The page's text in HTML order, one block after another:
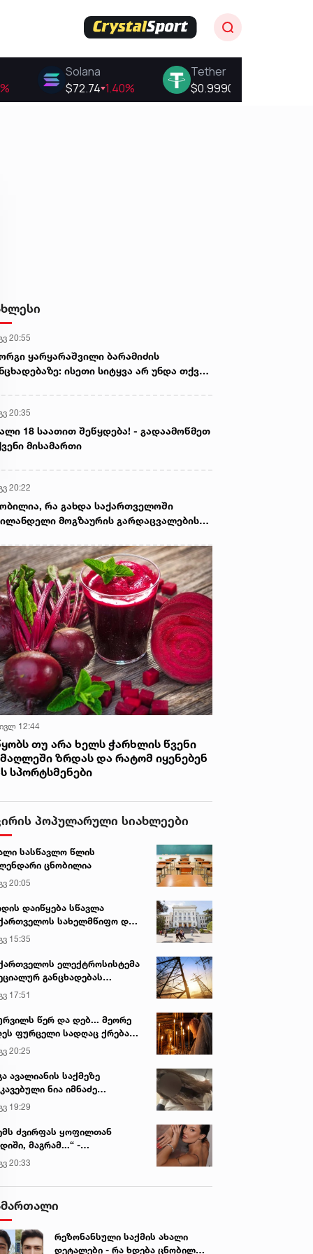
20:55
ყარყარაშვილი ბარამიძის
ისეთი სიტყვა არ უნდა თქვა,
წარმოაჩენს, შენი სიტყვები
და რუსული სააგენტოების მიერ
წაღებული და ყველა ქართველს
20:35
18 საათით შეწყდება! - გადაამოწმეთ
მისამართი
20:22
რა გახდა საქართველოში
მოგზაურის გარდაცვალების
12:44
თუ არა ხელს ჭარხლის წვენი
ზრდას და რატომ იყენებენ
სპორტსმენები
პოპულარული სიახლეები
სასწავლო წლის
ცნობილია
20:05
დაიწყება სწავლა
სახელმწიფო და
უნივერსიტეტებში
15:35
ელექტროსისტემა
განცხადებას
17:51
წერ და დებ... მეორე
ფურცელი სადღაც ქრება
სურვილი სრულდება...“ -
ტაძარი შიდა
20:25
ავალიანის საქმეზე
ნია იმნაძე
გადაჰყავთ
19:29
ძვირფას ყოფილთან
მაგრამ...“ -
პაიჭაძის
აღიარება
20:33
რეზონანსული საქმის ახალი
დეტალები - რა ხდება ცნობილი